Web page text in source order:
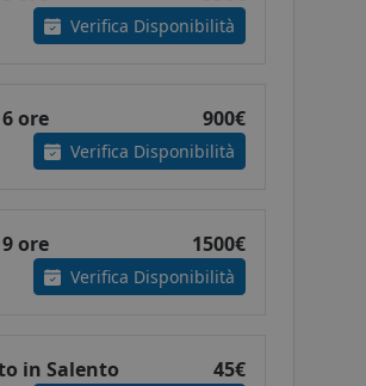
Verifica Disponibilità
ore
900€
Verifica Disponibilità
ore
1500€
Verifica Disponibilità
in Salento
45€